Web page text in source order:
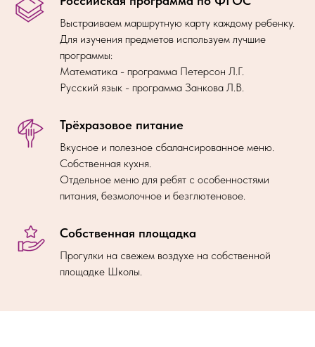
Выстраиваем маршрутную карту каждому ребенку.
Для изучения предметов используем лучшие
программы:
Математика - программа Петерсон Л.Г.
Русский язык - программа Занкова Л.В.
Трёхразовое питание
Вкусное и полезное сбалансированное меню.
Собственная кухня.
Отдельное меню для ребят с особенностями
питания, безмолочное и безглютеновое.
Собственная площадка
Прогулки на свежем воздухе на собственной
площадке Школы.